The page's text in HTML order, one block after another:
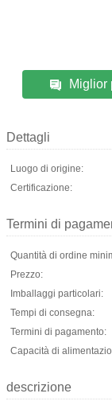
Miglior
Dettagli
Luogo di origine:
Certificazione:
Termini di
Quantità di ordine
Prezzo:
Imballaggi particolari:
Tempi di consegna:
Termini di pagamento:
Capacità di
descrizione